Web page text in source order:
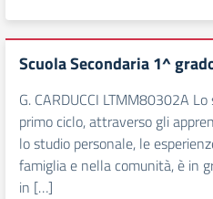
Scuola Secondaria 1^
G. CARDUCCI LTMM80302A
primo ciclo, attraverso gli
lo studio personale, le
famiglia e nella comunità, è in
in […]